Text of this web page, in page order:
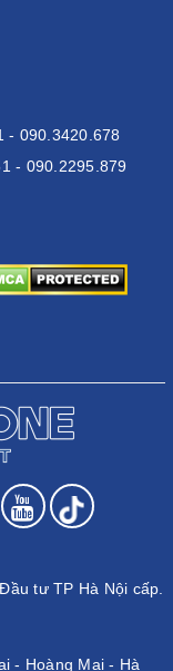
- 090.3420.678
- 090.2295.879
tư TP Hà Nội cấp.
- Hoàng Mai - Hà